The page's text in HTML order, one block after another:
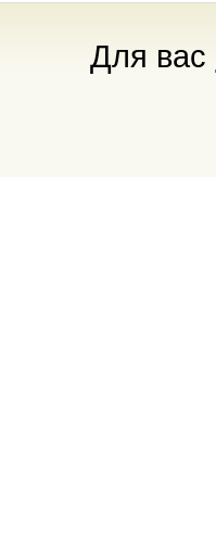
Для вас